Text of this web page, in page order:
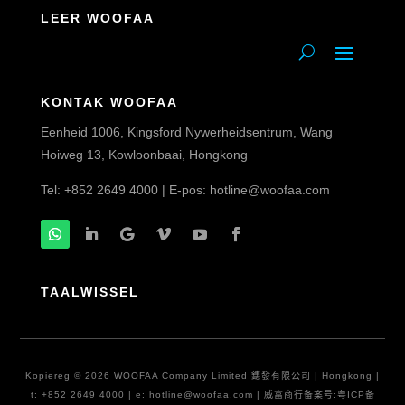
LEER WOOFAA
KONTAK WOOFAA
Eenheid 1006, Kingsford Nywerheidsentrum, Wang
Hoiweg 13, Kowloonbaai, Hongkong
Tel: +852 2649 4000 | E-pos: hotline@woofaa.com
TAALWISSEL
Kopiereg © 2026 WOOFAA Company Limited 鏸發有限公司 | Hongkong |
t: +852 2649 4000 | e: hotline@woofaa.com | 威富商行备案号:粤ICP备